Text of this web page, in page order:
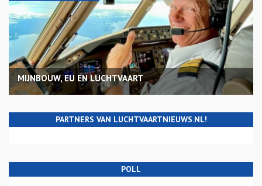
MIJNBOUW, EU EN LUCHTVAART
PARTNERS VAN LUCHTVAARTNIEUWS.NL!
POLL